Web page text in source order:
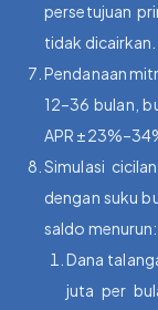
persetujuan
tidak dicairkan.
Pendanaan
12–36 bulan,
APR
Simulasi
dengan suku
saldo menurun:
Dana
juta per